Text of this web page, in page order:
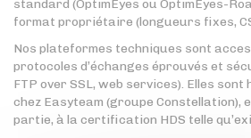
standard (OptimEyes ou OptimEyes-
format propriétaire (longueurs fixes,
Nos plateformes techniques sont
protocoles d’échanges éprouvés et
FTP over SSL, web services). Elles sont
chez Easyteam (groupe Constellation),
partie, à la certification HDS telle